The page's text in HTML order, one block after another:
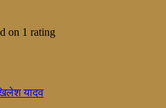
on 1 rating
यादव